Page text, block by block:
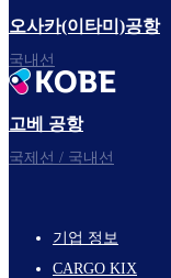
오사카(이타미)공항
국내선
고베 공항
국제선 / 국내선
footer-
기업 정보
CARGO KIX